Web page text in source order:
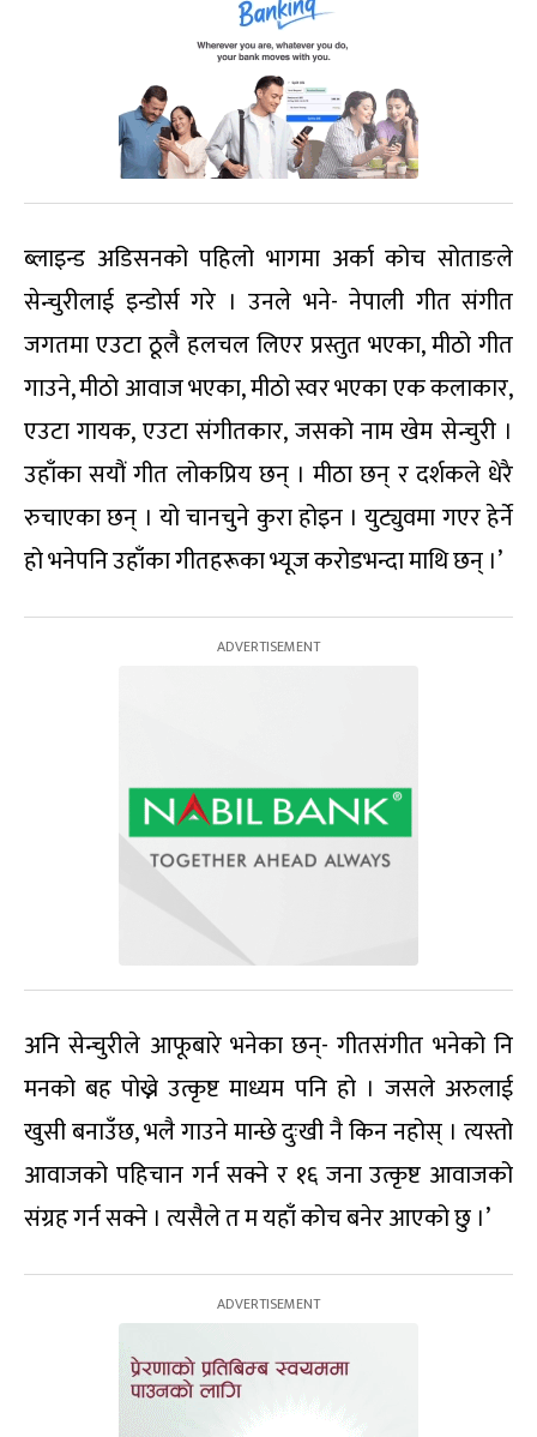
ब्लाइन्ड अडिसनको पहिलो भागमा अर्का कोच सोताङले
सेन्चुरीलाई इन्डोर्स गरे । उनले भने- नेपाली गीत संगीत
जगतमा एउटा ठूलै हलचल लिएर प्रस्तुत भएका, मीठो गीत
गाउने, मीठो आवाज भएका, मीठो स्वर भएका एक कलाकार,
एउटा गायक, एउटा संगीतकार, जसको नाम खेम सेन्चुरी ।
उहाँका सयौं गीत लोकप्रिय छन् । मीठा छन् र दर्शकले धेरै
रुचाएका छन् । यो चानचुने कुरा होइन । युट्युवमा गएर हेर्ने
हो भनेपनि उहाँका गीतहरूका भ्यूज करोडभन्दा माथि छन् ।’
अनि सेन्चुरीले आफूबारे भनेका छन्- गीतसंगीत भनेको नि
मनको बह पोख्ने उत्कृष्ट माध्यम पनि हो । जसले अरुलाई
खुसी बनाउँछ, भलै गाउने मान्छे दुःखी नै किन नहोस् । त्यस्तो
आवाजको पहिचान गर्न सक्ने र १६ जना उत्कृष्ट आवाजको
संग्रह गर्न सक्ने । त्यसैले त म यहाँ कोच बनेर आएको छु ।’